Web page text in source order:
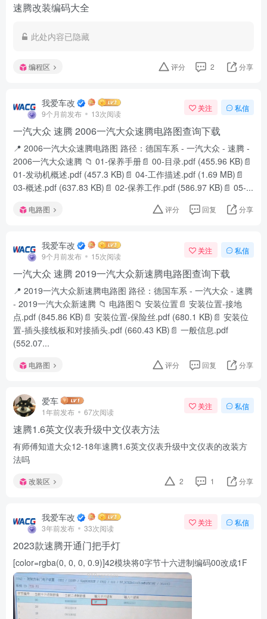
速腾改装编码大全
此处内容已隐藏
编程区 评分 2 分享
我爱车改
9个月前发布 13次阅读
关注 私信
一汽大众 速腾 2006一汽大众速腾电路图查询下载
📍 2006一汽大众速腾电路图 路径：德国车系 - 一汽大众 - 速腾 -
2006一汽大众速腾 📁 01-保养手册📄 00-目录.pdf (455.96 KB)📄
01-发动机概述.pdf (457.3 KB)📄 04-工作描述.pdf (1.69 MB)📄
03-概述.pdf (637.83 KB)📄 02-保养工作.pdf (586.97 KB)📄 05-...
电路图 评分 回复 分享
我爱车改
9个月前发布 15次阅读
关注 私信
一汽大众 速腾 2019一汽大众新速腾电路图查询下载
📍 2019一汽大众新速腾电路图 路径：德国车系 - 一汽大众 - 速腾
- 2019一汽大众新速腾 📁 电路图📁 安装位置📄 安装位置-接地
点.pdf (845.86 KB)📄 安装位置-保险丝.pdf (680.1 KB)📄 安装位
置-插头接线板和对接插头.pdf (660.43 KB)📄 一般信息.pdf
(552.07...
电路图 评分 回复 分享
爱车
1年前发布 67次阅读
关注 私信
速腾1.6英文仪表升级中文仪表方法
有师傅知道大众12-18年速腾1.6英文仪表升级中文仪表的改装方
法吗
改装区 2 1 分享
我爱车改
3年前发布 33次阅读
关注 私信
2023款速腾开通门把手灯
[color=rgba(0, 0, 0, 0.9)]42模块将0字节十六进制编码00改成1F